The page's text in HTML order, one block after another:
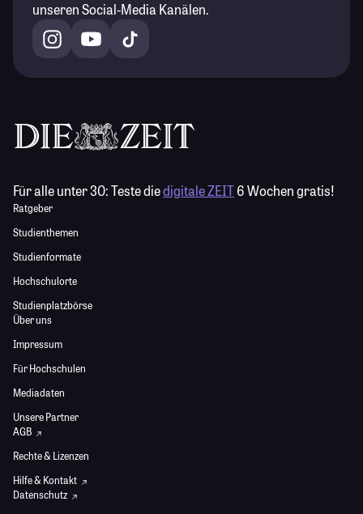
unseren Social-Media Kanälen.
Für alle unter 30:Teste diedigitale ZEIT6 Wochen gratis!
Ratgeber
Studienthemen
Studienformate
Hochschulorte
Studienplatzbörse
Über uns
Impressum
Für Hochschulen
Mediadaten
Unsere Partner
AGB
Rechte & Lizenzen
Hilfe & Kontakt
Datenschutz